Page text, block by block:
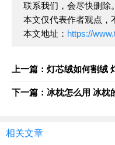
联系我们，会尽快删除。
本文仅代表作者观点，
本文地址： https://
上一篇：灯芯绒如何割绒
下一篇：冰枕怎么用 冰枕
相关文章